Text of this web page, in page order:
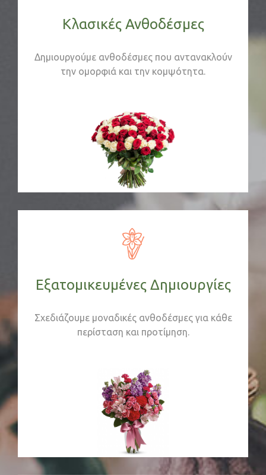
Κλασικές Ανθοδέσμες
Δημιουργούμε ανθοδέσμες που αντανακλούν
την ομορφιά και την κομψότητα.
Εξατομικευμένες Δημιουργίες
Σχεδιάζουμε μοναδικές ανθοδέσμες για κάθε
περίσταση και προτίμηση.